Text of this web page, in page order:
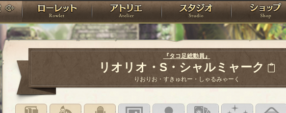
PandoraPartyProject
神殿 ローレット アトリエ スタジオ
『タコ足総動員』
リオリオ・S・シャルミャーク
りおりお・すきゅれー・しゃるみゃーく
シナリオ一覧イラスト一覧ボイス一覧 ステータス画像変更キャラクター設定
スキル設定 アイテム詳